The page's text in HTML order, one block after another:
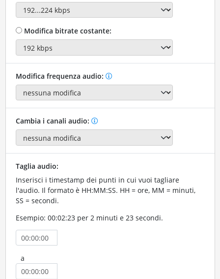
Modifica bitrate costante:
Modifica frequenza audio:
Cambia i canali audio:
Taglia audio:
Inserisci i timestamp dei punti in cui vuoi tagliare
l'audio. Il formato è HH:MM:SS. HH = ore, MM = minuti,
SS = secondi.
Esempio: 00:02:23 per 2 minuti e 23 secondi.
a